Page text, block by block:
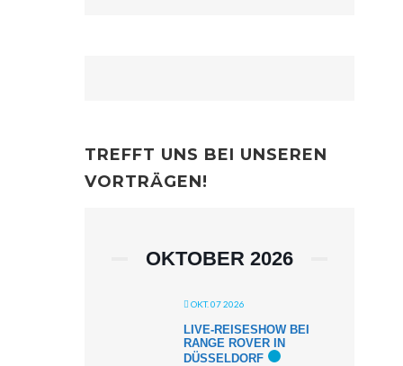
TREFFT UNS BEI UNSEREN
VORTRÄGEN!
OKTOBER 2026
OKT. 07 2026
LIVE-REISESHOW BEI
RANGE ROVER IN
DÜSSELDORF